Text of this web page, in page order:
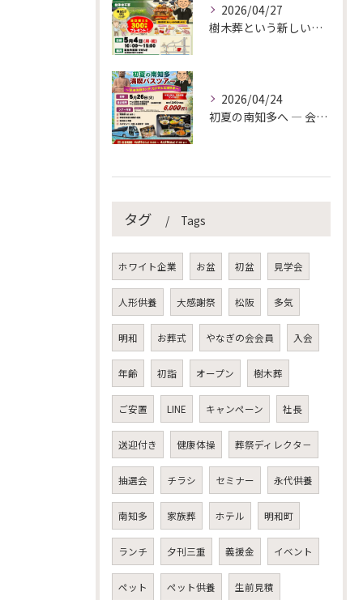
2026/04/27
樹木葬という新しい選択
2026/04/24
初夏の南知多へ ― 会員様限定バスツアーのご案内
タグ Tags
ホワイト企業 お盆 初盆 見学会
人形供養 大感謝祭 松阪 多気
明和 お葬式 やなぎの会会員 入会
年齢 初詣 オープン 樹木葬
ご安置 LINE キャンペーン 社長
送迎付き 健康体操 葬祭ディレクタ－
抽選会 チラシ セミナー 永代供養
南知多 家族葬 ホテル 明和町
ランチ 夕刊三重 義援金 イベント
ペット ペット供養 生前見積